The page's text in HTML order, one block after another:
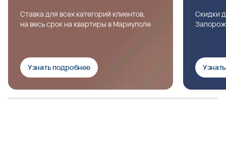
Ставка для всех категорий клиентов,
на весь срок на квартиры в Мариуполе
Узнать подробнее
Скидки